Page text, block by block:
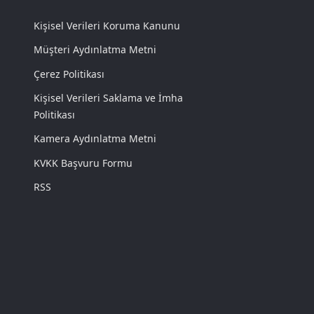
Kişisel Verileri Koruma Kanunu
Müşteri Aydınlatma Metni
Çerez Politikası
Kişisel Verileri Saklama ve İmha
Politikası
Kamera Aydınlatma Metni
KVKK Başvuru Formu
RSS